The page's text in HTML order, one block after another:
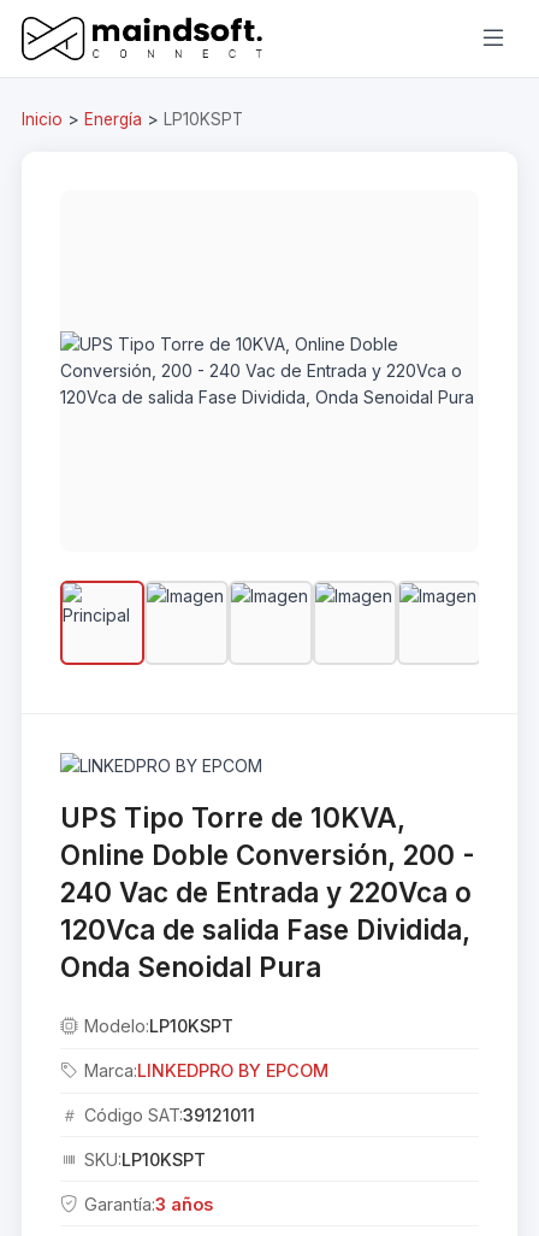
Inicio > Energía > LP10KSPT
UPS Tipo Torre de 10KVA,
Online Doble Conversión, 200 -
240 Vac de Entrada y 220Vca o
120Vca de salida Fase Dividida,
Onda Senoidal Pura
Modelo:LP10KSPT
Marca:LINKEDPRO BY EPCOM
Código SAT:39121011
SKU:LP10KSPT
Garantía:3 años